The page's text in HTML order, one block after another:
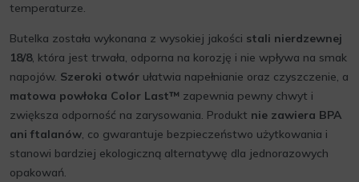
temperaturze.
Butelka została wykonana z wysokiej jakości stali nierdzewnej
18/8, która jest trwała, odporna na korozję i nie wpływa na smak
napojów. Szeroki otwór ułatwia napełnianie oraz czyszczenie, a
matowa powłoka Color Last™ zapewnia pewny chwyt i
zwiększa odporność na zarysowania. Produkt nie zawiera BPA
ani ftalanów, co gwarantuje bezpieczeństwo użytkowania i
stanowi bardziej ekologiczną alternatywę dla jednorazowych
opakowań.